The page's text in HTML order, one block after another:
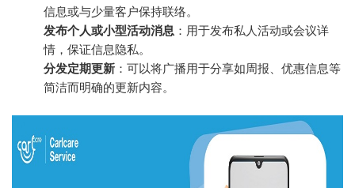
信息或与少量客户保持联络。
发布个人或小型活动消息 ：用于发布私人活动或会议详
情，保证信息隐私。
分发定期更新 ：可以将广播用于分享如周报、优惠信息等
简洁而明确的更新内容。